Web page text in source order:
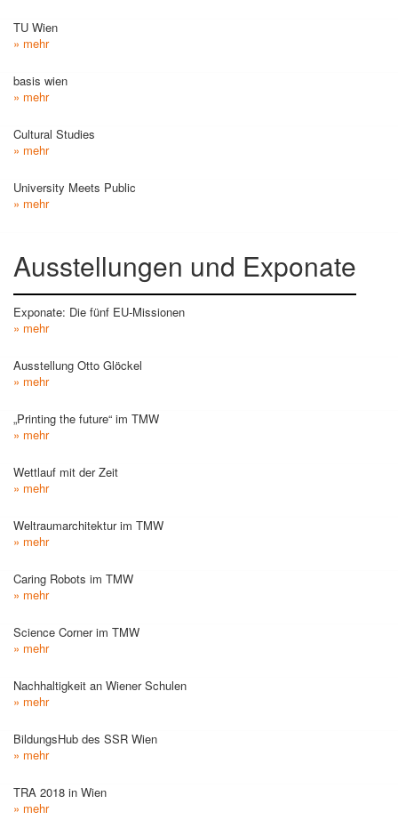
TU Wien
» mehr
basis wien
» mehr
Cultural Studies
» mehr
University Meets Public
» mehr
Ausstellungen und Exponate
Exponate: Die fünf EU-Missionen
» mehr
Ausstellung Otto Glöckel
» mehr
„Printing the future“ im TMW
» mehr
Wettlauf mit der Zeit
» mehr
Weltraumarchitektur im TMW
» mehr
Caring Robots im TMW
» mehr
Science Corner im TMW
» mehr
Nachhaltigkeit an Wiener Schulen
» mehr
BildungsHub des SSR Wien
» mehr
TRA 2018 in Wien
» mehr